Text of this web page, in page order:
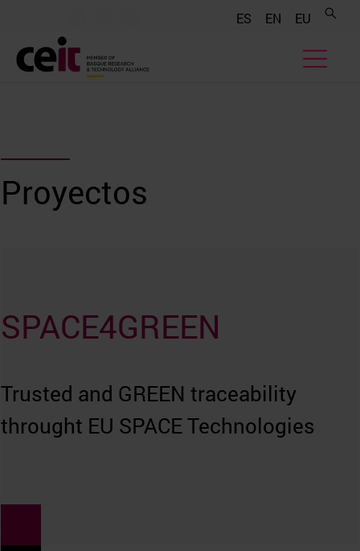
ES EN EU
Proyectos
SPACE4GREEN
Trusted and GREEN traceability
throught EU SPACE Technologies